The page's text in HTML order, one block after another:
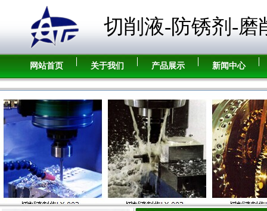
切削液-防锈剂-磨
网站首页 关于我们 产品展示 新闻中心